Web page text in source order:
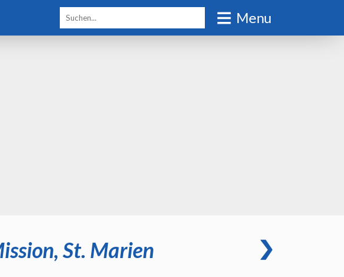
Menu
St. Marien